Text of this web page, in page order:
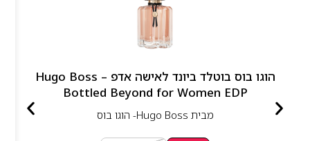
הוגו בוס בוטלד ביונד לאישה אדפ – Hugo Boss
Bottled Beyond for Women EDP
מבית Hugo Boss- הוגו בוס